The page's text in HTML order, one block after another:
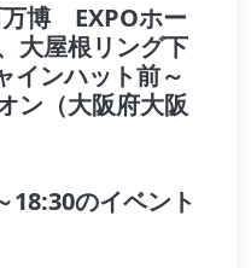
万博 EXPOホー
大屋根リング下
インハット前～
ン（大阪府大阪
18:30のイベント